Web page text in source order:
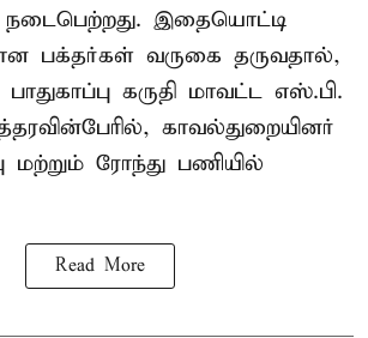
இதையொட்டி
பக்தர்கள் வருகை தருவதால்,
கருதி மாவட்ட எஸ்.பி.
காவல்துறையினர்
மற்றும் ரோந்து பணியில்
Read More